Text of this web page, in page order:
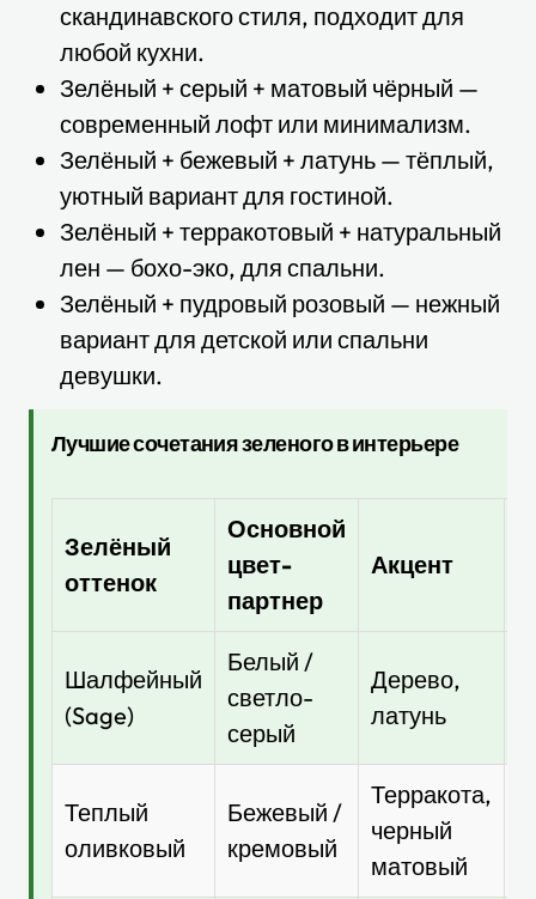
скандинавского стиля, подходит для
любой кухни.
Зелёный + серый + матовый чёрный —
современный лофт или минимализм.
Зелёный + бежевый + латунь — тёплый,
уютный вариант для гостиной.
Зелёный + терракотовый + натуральный
лен — бохо-эко, для спальни.
Зелёный + пудровый розовый — нежный
вариант для детской или спальни
девушки.
Лучшие сочетания зеленого в интерьере
Зелёный
оттенок
Основной
цвет-
партнер
Акцент
Шалфейный
(Sage)
Белый /
светло-
серый
Дерево,
латунь
Теплый
оливковый
Бежевый /
кремовый
Терракота,
черный
матовый